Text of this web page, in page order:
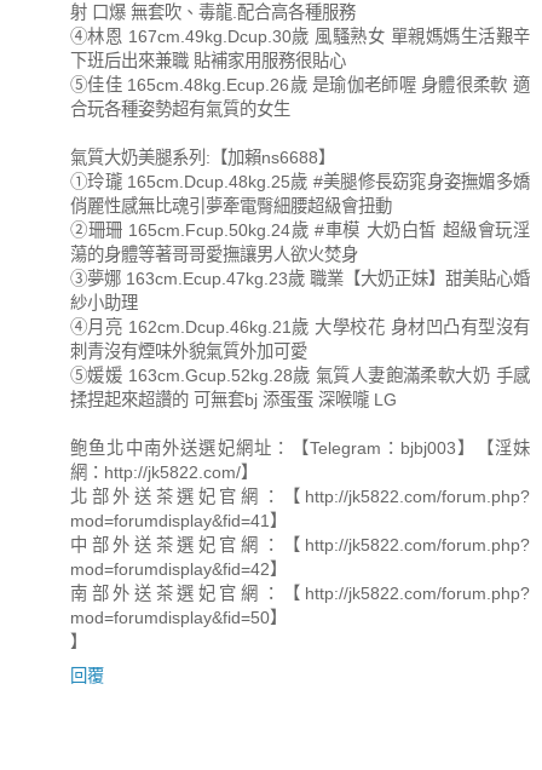
射 口爆 無套吹、毒龍.配合高各種服務
④林恩 167cm.49kg.Dcup.30歲 風騷熟女 單親媽媽生活艱辛
下班后出來兼職 貼補家用服務很貼心
⑤佳佳 165cm.48kg.Ecup.26歲 是瑜伽老師喔 身體很柔軟 適
合玩各種姿勢超有氣質的女生
氣質大奶美腿系列:【加賴ns6688】
①玲瓏 165cm.Dcup.48kg.25歲 #美腿修長窈窕身姿撫媚多嬌
俏麗性感無比魂引夢牽電臀細腰超級會扭動
②珊珊 165cm.Fcup.50kg.24歲 #車模 大奶白皙 超級會玩淫
蕩的身體等著哥哥愛撫讓男人欲火焚身
③夢娜 163cm.Ecup.47kg.23歲 職業【大奶正妹】甜美貼心婚
紗小助理
④月亮 162cm.Dcup.46kg.21歲 大學校花 身材凹凸有型沒有
刺青沒有煙味外貌氣質外加可愛
⑤媛媛 163cm.Gcup.52kg.28歲 氣質人妻飽滿柔軟大奶 手感
揉捏起來超讚的 可無套bj 添蛋蛋 深喉嚨 LG
鲍鱼北中南外送選妃網址：【Telegram：bjbj003】【淫妹
網：http://jk5822.com/】
北部外送茶選妃官網：【http://jk5822.com/forum.php?
mod=forumdisplay&fid=41】
中部外送茶選妃官網：【http://jk5822.com/forum.php?
mod=forumdisplay&fid=42】
南部外送茶選妃官網：【http://jk5822.com/forum.php?
mod=forumdisplay&fid=50】
】
回覆